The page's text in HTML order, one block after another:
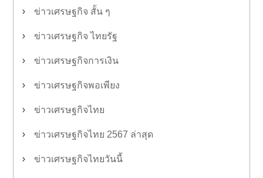
ข่าวเศรษฐกิจ สั้น ๆ
ข่าวเศรษฐกิจ ไทยรัฐ
ข่าวเศรษฐกิจการเงิน
ข่าวเศรษฐกิจพอเพียง
ข่าวเศรษฐกิจไทย
ข่าวเศรษฐกิจไทย 2567 ล่าสุด
ข่าวเศรษฐกิจไทยวันนี้